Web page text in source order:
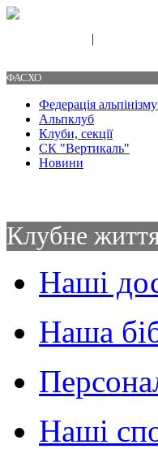
|
ФАСХО
Федерація
Альпклуб
Клуби, секції
СК "Вертикаль"
Новини
Клубне
Наші
Наша
Наші